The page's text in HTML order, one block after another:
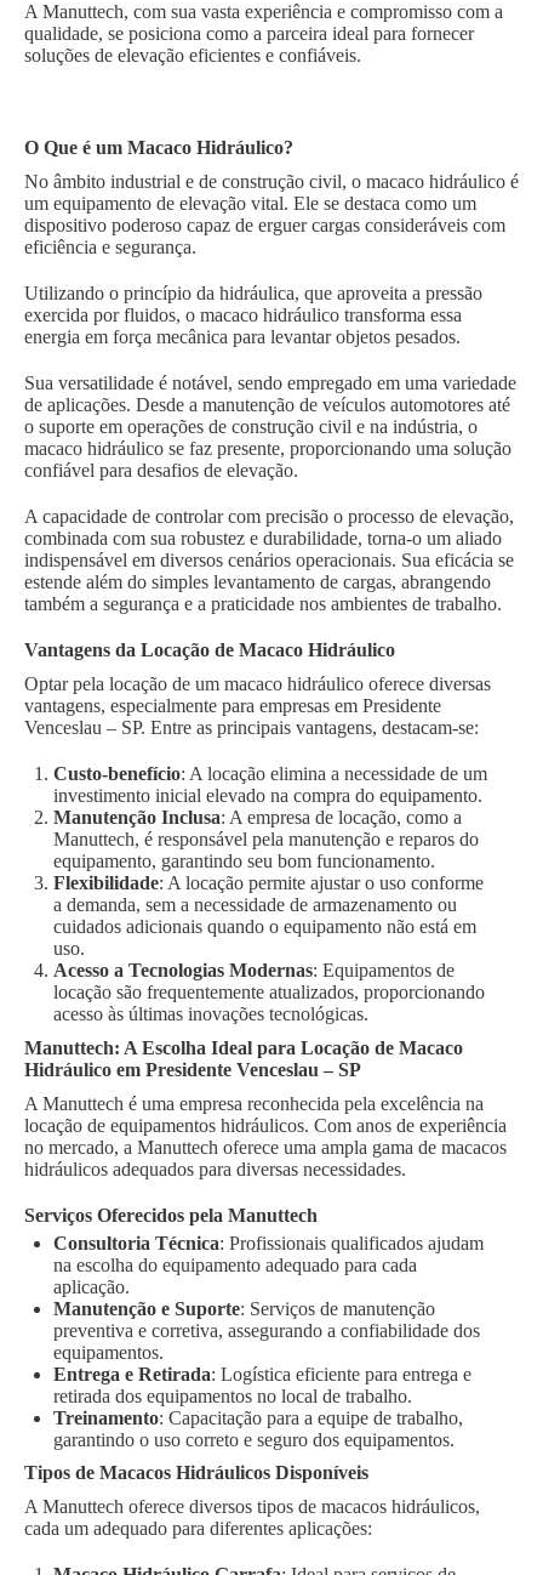
A Manuttech, com sua vasta experiência e compromisso com a
qualidade, se posiciona como a parceira ideal para fornecer
soluções de elevação eficientes e confiáveis.
O Que é um Macaco Hidráulico?
No âmbito industrial e de construção civil, o macaco hidráulico é
um equipamento de elevação vital. Ele se destaca como um
dispositivo poderoso capaz de erguer cargas consideráveis com
eficiência e segurança.
Utilizando o princípio da hidráulica, que aproveita a pressão
exercida por fluidos, o macaco hidráulico transforma essa
energia em força mecânica para levantar objetos pesados.
Sua versatilidade é notável, sendo empregado em uma variedade
de aplicações. Desde a manutenção de veículos automotores até
o suporte em operações de construção civil e na indústria, o
macaco hidráulico se faz presente, proporcionando uma solução
confiável para desafios de elevação.
A capacidade de controlar com precisão o processo de elevação,
combinada com sua robustez e durabilidade, torna-o um aliado
indispensável em diversos cenários operacionais. Sua eficácia se
estende além do simples levantamento de cargas, abrangendo
também a segurança e a praticidade nos ambientes de trabalho.
Vantagens da Locação de Macaco Hidráulico
Optar pela locação de um macaco hidráulico oferece diversas
vantagens, especialmente para empresas em Presidente
Venceslau – SP. Entre as principais vantagens, destacam-se:
Custo-benefício: A locação elimina a necessidade de um
investimento inicial elevado na compra do equipamento.
Manutenção Inclusa: A empresa de locação, como a
Manuttech, é responsável pela manutenção e reparos do
equipamento, garantindo seu bom funcionamento.
Flexibilidade: A locação permite ajustar o uso conforme
a demanda, sem a necessidade de armazenamento ou
cuidados adicionais quando o equipamento não está em
uso.
Acesso a Tecnologias Modernas: Equipamentos de
locação são frequentemente atualizados, proporcionando
acesso às últimas inovações tecnológicas.
Manuttech: A Escolha Ideal para Locação de Macaco
Hidráulico em Presidente Venceslau – SP
A Manuttech é uma empresa reconhecida pela excelência na
locação de equipamentos hidráulicos. Com anos de experiência
no mercado, a Manuttech oferece uma ampla gama de macacos
hidráulicos adequados para diversas necessidades.
Serviços Oferecidos pela Manuttech
Consultoria Técnica: Profissionais qualificados ajudam
na escolha do equipamento adequado para cada
aplicação.
Manutenção e Suporte: Serviços de manutenção
preventiva e corretiva, assegurando a confiabilidade dos
equipamentos.
Entrega e Retirada: Logística eficiente para entrega e
retirada dos equipamentos no local de trabalho.
Treinamento: Capacitação para a equipe de trabalho,
garantindo o uso correto e seguro dos equipamentos.
Tipos de Macacos Hidráulicos Disponíveis
A Manuttech oferece diversos tipos de macacos hidráulicos,
cada um adequado para diferentes aplicações: